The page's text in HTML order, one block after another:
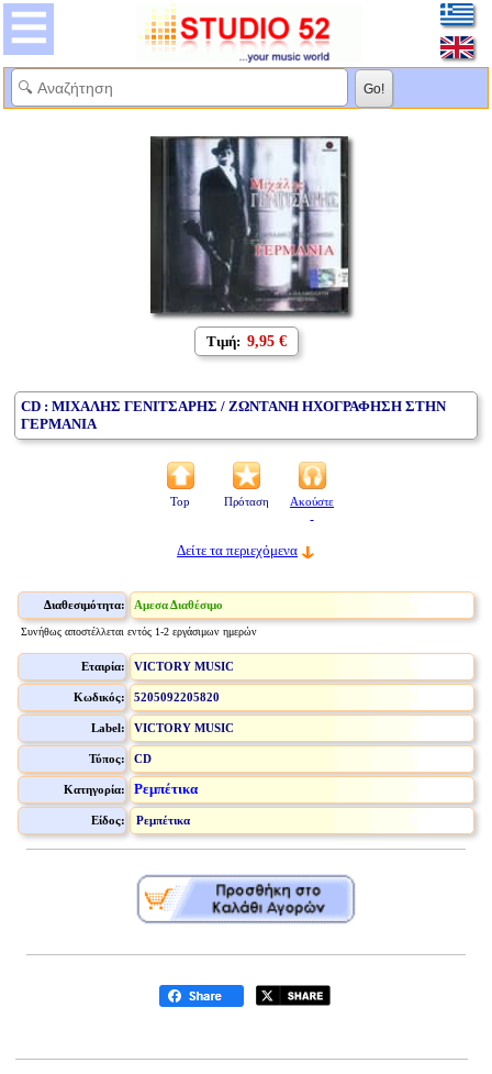
Τιμή: 9,95 €
CD : ΜΙΧΑΛΗΣ ΓΕΝΙΤΣΑΡΗΣ / ΖΩΝΤΑΝΗ ΗΧΟΓΡΑΦΗΣΗ ΣΤΗΝ
ΓΕΡΜΑΝΙΑ
Top Πρόταση Ακούστε
Δείτε τα περιεχόμενα
Διαθεσιμότητα: Αμεσα Διαθέσιμο
Συνήθως αποστέλλεται εντός 1-2 εργάσιμων ημερών
Εταιρία: VICTORY MUSIC
Κωδικός: 5205092205820
Label: VICTORY MUSIC
Τύπος: CD
Κατηγορία: Ρεμπέτικα
Είδος: Ρεμπέτικα